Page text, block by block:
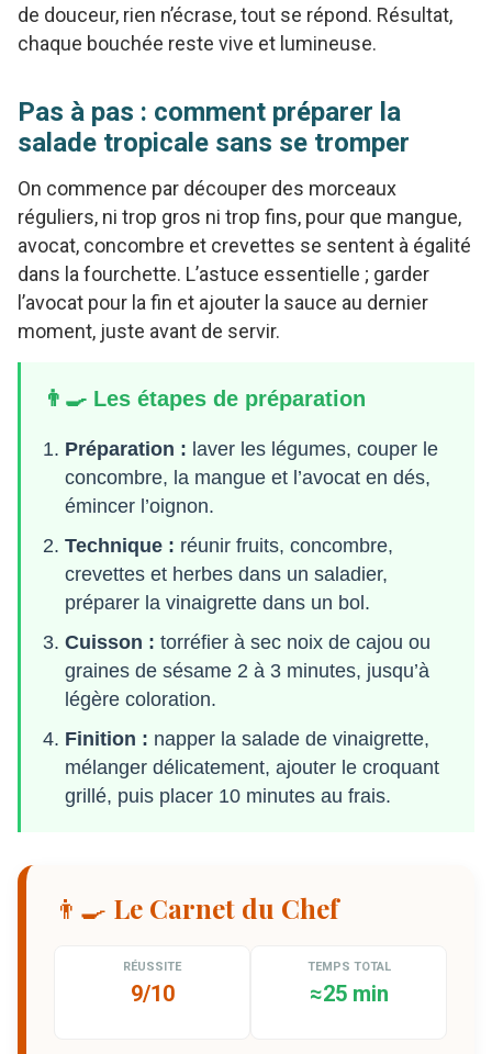
de douceur, rien n’écrase, tout se répond. Résultat,
chaque bouchée reste vive et lumineuse.
Pas à pas : comment préparer la
salade tropicale sans se tromper
On commence par découper des morceaux
réguliers, ni trop gros ni trop fins, pour que mangue,
avocat, concombre et crevettes se sentent à égalité
dans la fourchette. L’astuce essentielle ; garder
l’avocat pour la fin et ajouter la sauce au dernier
moment, juste avant de servir.
👨‍🍳 Les étapes de préparation
Préparation : laver les légumes, couper le
concombre, la mangue et l’avocat en dés,
émincer l’oignon.
Technique : réunir fruits, concombre,
crevettes et herbes dans un saladier,
préparer la vinaigrette dans un bol.
Cuisson : torréfier à sec noix de cajou ou
graines de sésame 2 à 3 minutes, jusqu’à
légère coloration.
Finition : napper la salade de vinaigrette,
mélanger délicatement, ajouter le croquant
grillé, puis placer 10 minutes au frais.
👨‍🍳 Le Carnet du Chef
RÉUSSITE
9/10
TEMPS TOTAL
≈25 min